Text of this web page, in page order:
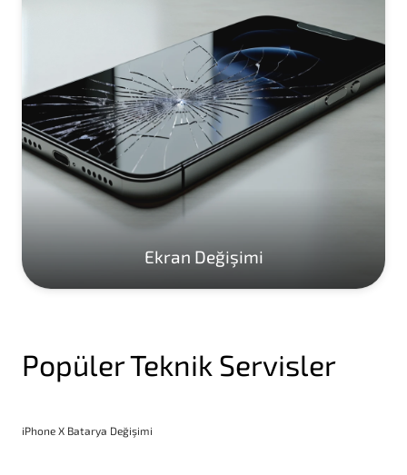
Ekran Değişimi
Popüler Teknik Servisler
iPhone X Batarya Değişimi